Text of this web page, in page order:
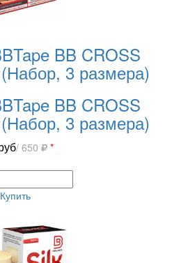
BB CROSS
3 размера)
BB CROSS
3 размера)
/ 650 *
Купить